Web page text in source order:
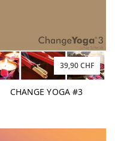
39,90 CHF
CHANGE YOGA #3